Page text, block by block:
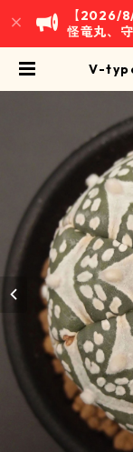
【2026/
怪竜丸、
V-